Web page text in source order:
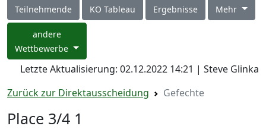
Teilnehmende KO Tableau Ergebnisse Mehr
andere
Wettbewerbe
Letzte Aktualisierung: 02.12.2022 14:21 | Steve Glinka
Zurück zur Direktausscheidung
Gefechte
Place 3/4 1